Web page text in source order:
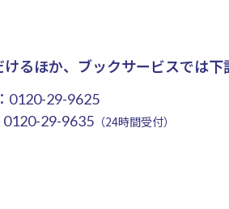
るほか、ブックサービスでは
0120-29-9625
0120-29-9635（24時間受付）